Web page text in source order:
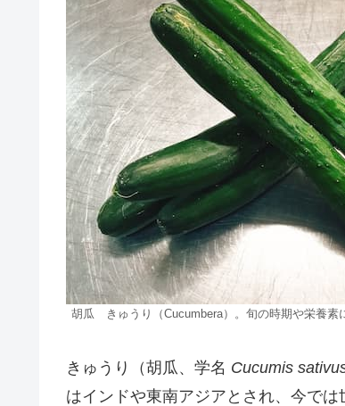
胡瓜 きゅうり（Cucumbera）。旬の時期や栄養素
きゅうり（胡瓜、学名 Cucumis
はインドや東南アジアとされ、今で